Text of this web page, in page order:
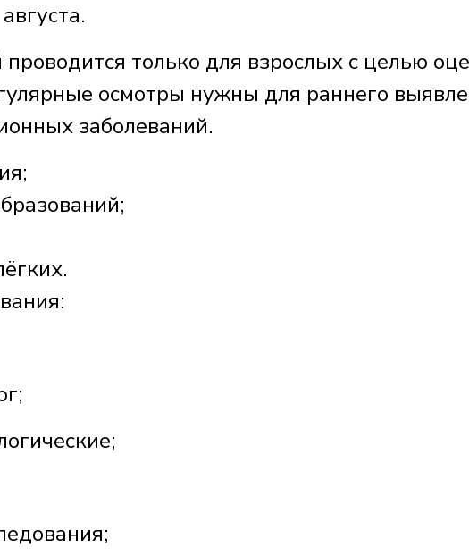
только для взрослых с целью
осмотры нужны для раннего
заболеваний.